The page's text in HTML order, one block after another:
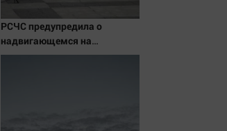
РСЧС предупредила о
надвигающемся на
Волгоградскую область